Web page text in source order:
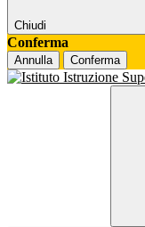
Chiudi
Conferma
Annulla Conferma